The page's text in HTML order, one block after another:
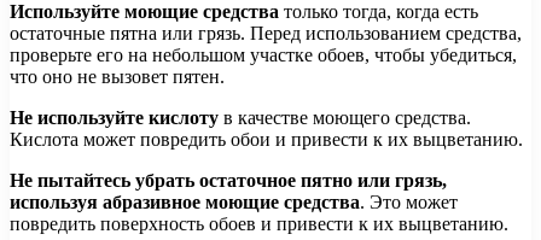
Используйте моющие средства только тогда, когда есть
остаточные пятна или грязь. Перед использованием средства,
проверьте его на небольшом участке обоев, чтобы убедиться,
что оно не вызовет пятен.
Не используйте кислоту в качестве моющего средства.
Кислота может повредить обои и привести к их выцветанию.
Не пытайтесь убрать остаточное пятно или грязь,
используя абразивное моющие средства. Это может
повредить поверхность обоев и привести к их выцветанию.